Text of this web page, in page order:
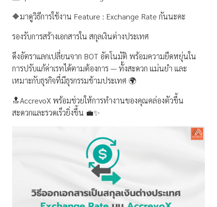
🔶มาดูวิธีการใช้งาน Feature : Exchange Rate กันนะคะ
รองรับการสร้างเอกสารใน สกุลเงินต่างประเทศ
ดึงอัตราแลกเปลี่ยนจาก BOT อัตโนมัติ พร้อมความยืดหยุ่นใน
การปรับแก้ค่าเรทได้ตามต้องการ — ทั้งสะดวก แม่นยำ และ
เหมาะกับธุรกิจที่มีธุรกรรมข้ามประเทศ 🌍
🔝AccrevoX พร้อมช่วยให้การทำงานของคุณคล่องตัวขึ้น
สะดวกและรวดเร็วยิ่งขึ้น 💼✨